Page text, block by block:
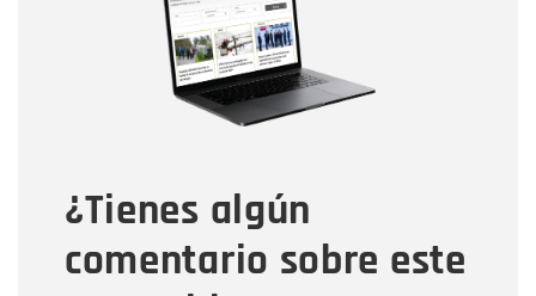
¿Tienes algún
comentario sobre este
Correo electrónico
Tipo de comentario
Mensaje